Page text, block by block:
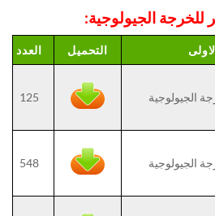
الجيولوجية:
التحميل العدد
الجيولوجية 125
الجيولوجية 548